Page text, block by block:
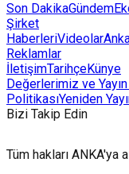
Son DakikaGündem
Şirket
HaberleriVideolar
Reklamlar
İletişimTarihçeKünye
Değerlerimiz ve
PolitikasıYeniden
Bizi Takip Edin
Tüm hakları ANKA'ya